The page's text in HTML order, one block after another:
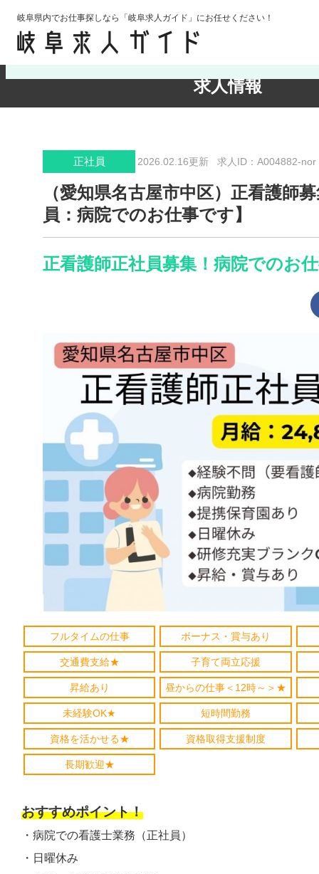
岐阜県内でお仕事探しなら「岐阜求人ガイド」にお任せください！
求人情報
検索条件の確認・変更
正社員 2026.02.16更新 求人ID：A004882-nor
（愛知県名古屋市中区）正看護師
員：病院でのお仕事です】
正看護師正社員募集！病院でのお
フルタイムの仕事 ボーナス・賞与あり
交通費支給★ 子育て両立応援
昇給あり 昼からの仕事＜12時～＞★
未経験OK★ 短時間勤務
資格を活かせる★ 資格取得支援制度
長期歓迎★
おすすめポイント！
・病院での看護士業務（正社員）
・日曜休み